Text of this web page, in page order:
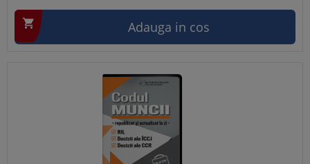
 Adauga in cos